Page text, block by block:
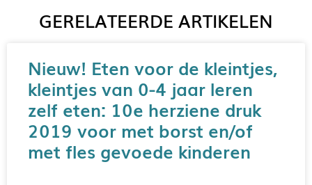
GERELATEERDE ARTIKELEN
Nieuw! Eten voor de kleintjes,
kleintjes van 0-4 jaar leren
zelf eten: 10e herziene druk
2019 voor met borst en/of
met fles gevoede kinderen